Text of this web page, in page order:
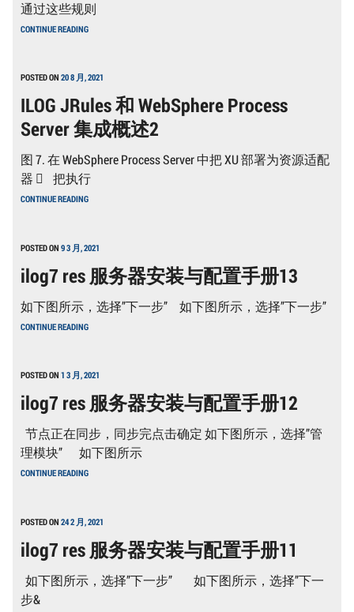
通过这些规则
CONTINUE READING
ILOG
发-
署-
实
例-
R3
POSTED ON 20 8 月, 2021
ILOG JRules 和 WebSphere Process
Server 集成概述2
图 7. 在 WebSphere Process Server 中把 XU 部署为资源适配
器  把执行
CONTINUE READINGILOG
JRULES
PROCESS
集
成
述
POSTED ON 9 3 月, 2021
ilog7 res 服务器安装与配置手册13
如下图所示，选择”下一步” 如下图所示，选择”下一步”
CONTINUE READING
RES
器
装
与
置
手
册
13
POSTED ON 1 3 月, 2021
ilog7 res 服务器安装与配置手册12
节点正在同步，同步完点击确定 如下图所示，选择”管
理模块” 如下图所示
CONTINUE READINGILOG7
RES
器
装
与
置
POSTED ON 24 2 月, 2021
ilog7 res 服务器安装与配置手册11
如下图所示，选择”下一步” 如下图所示，选择”下一
步&